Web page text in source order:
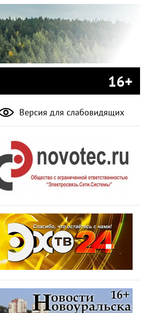
16+
Версия для слабовидящих